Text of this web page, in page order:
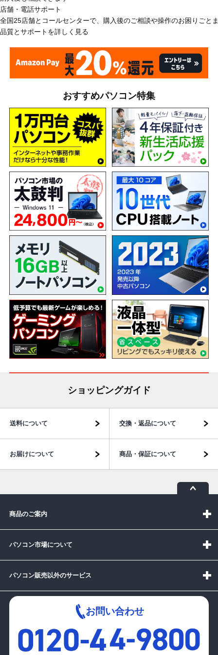
店舗・電話サポート
全国25店舗とコールセンターで、購入後のご相談や操作のお困りごと
品質とサポートを詳しく見る
おすすめパソコン特集
ショッピングガイド
送料について 交換・返品について
お届けについて 商品・保証について
商品のご案内
パソコン市場について
パソコン販売以外のサービス
お問い合わせ